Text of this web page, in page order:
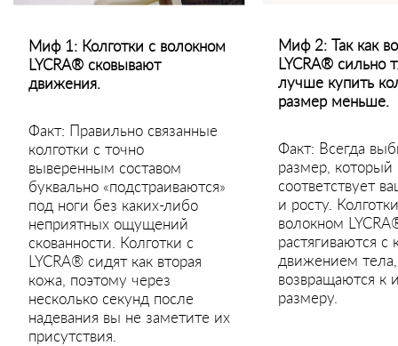
Миф 1: Колготки с волокном
LYCRA® сковывают
движения.
Факт: Правильно связанные
колготки с точно
выверенным составом
буквально «подстраиваются»
под ноги без каких-либо
неприятных ощущений
скованности. Колготки с
LYCRA® сидят как вторая
кожа, поэтому через
несколько секунд после
надевания вы не заметите их
присутствия.
Миф 2: Так как
LYCRA® сильно
лучше купить
размер меньше.
Факт: Всегда
размер, который
соответствует
и росту.
волокном
растягиваются
движением тела,
возвращаются к
размеру.